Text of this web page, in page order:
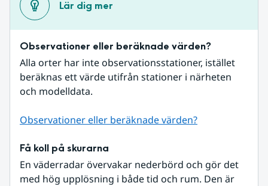
Lär dig mer
Observationer eller beräknade värden?
Alla orter har inte observationsstationer, istället
beräknas ett värde utifrån stationer i närheten
och modelldata.
Observationer eller beräknade värden?
Få koll på skurarna
En väderradar övervakar nederbörd och gör det
med hög upplösning i både tid och rum. Den är